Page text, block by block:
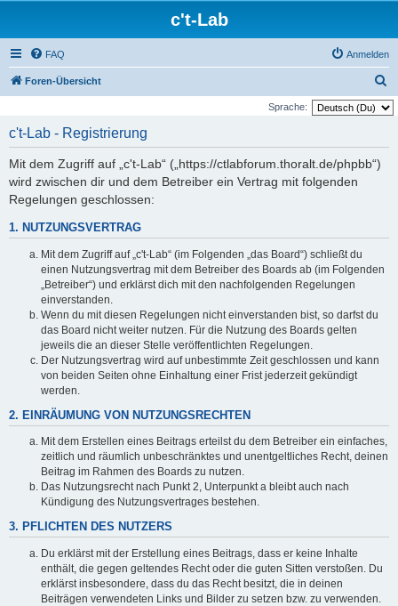
c't-Lab
FAQ Anmelden
Foren-Übersicht
u
Sprache:
c't-Lab - Registrierung
Mit dem Zugriff auf „c't-Lab“ („https://ctlabforum.thoralt.de/phpbb“)
wird zwischen dir und dem Betreiber ein Vertrag mit folgenden
Regelungen geschlossen:
1. NUTZUNGSVERTRAG
Mit dem Zugriff auf „c't-Lab“ (im Folgenden „das Board“) schließt du
einen Nutzungsvertrag mit dem Betreiber des Boards ab (im Folgenden
„Betreiber“) und erklärst dich mit den nachfolgenden Regelungen
einverstanden.
Wenn du mit diesen Regelungen nicht einverstanden bist, so darfst du
das Board nicht weiter nutzen. Für die Nutzung des Boards gelten
jeweils die an dieser Stelle veröffentlichten Regelungen.
Der Nutzungsvertrag wird auf unbestimmte Zeit geschlossen und kann
von beiden Seiten ohne Einhaltung einer Frist jederzeit gekündigt
werden.
2. EINRÄUMUNG VON NUTZUNGSRECHTEN
Mit dem Erstellen eines Beitrags erteilst du dem Betreiber ein einfaches,
zeitlich und räumlich unbeschränktes und unentgeltliches Recht, deinen
Beitrag im Rahmen des Boards zu nutzen.
Das Nutzungsrecht nach Punkt 2, Unterpunkt a bleibt auch nach
Kündigung des Nutzungsvertrages bestehen.
3. PFLICHTEN DES NUTZERS
Du erklärst mit der Erstellung eines Beitrags, dass er keine Inhalte
enthält, die gegen geltendes Recht oder die guten Sitten verstoßen. Du
erklärst insbesondere, dass du das Recht besitzt, die in deinen
Beiträgen verwendeten Links und Bilder zu setzen bzw. zu verwenden.